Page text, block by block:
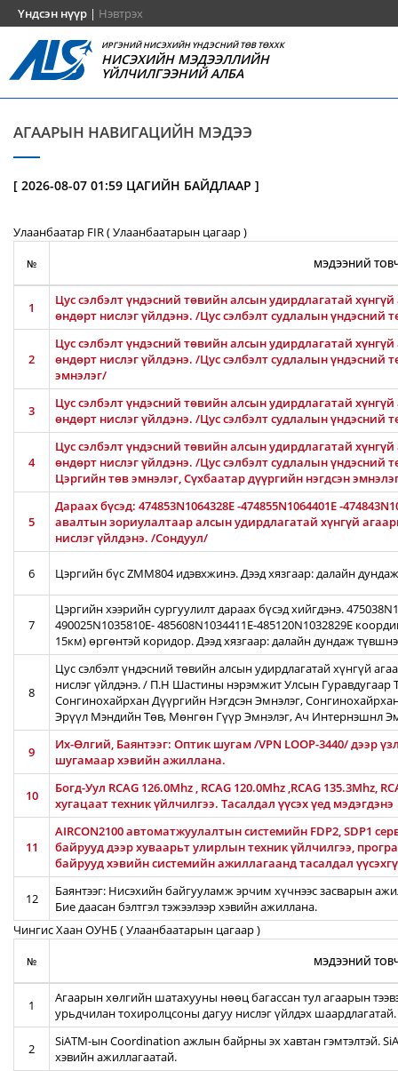
Үндсэн нүүр | Нэвтрэх
ИРГЭНИЙ НИСЭХИЙН ҮНДЭСНИЙ ТӨВ ТӨХХК
НИСЭХИЙН МЭДЭЭЛЛИЙН
ҮЙЛЧИЛГЭЭНИЙ АЛБА
АГААРЫН НАВИГАЦИЙН МЭДЭЭ
[ 2026-08-07 01:59 ЦАГИЙН БАЙДЛААР ]
Улаанбаатар FIR ( Улаанбаатарын цагаар )
№ МЭДЭЭНИЙ
1
Цус сэлбэлт үндэсний төвийн алсын удирдлагатай
өндөрт нислэг үйлдэнэ. /Цус сэлбэлт судлалын үндэсний
2
Цус сэлбэлт үндэсний төвийн алсын удирдлагатай
өндөрт нислэг үйлдэнэ. /Цус сэлбэлт судлалын
эмнэлэг/
3
Цус сэлбэлт үндэсний төвийн алсын удирдлагатай
өндөрт нислэг үйлдэнэ. /Цус сэлбэлт судлалын
4
Цус сэлбэлт үндэсний төвийн алсын удирдлагатай
өндөрт нислэг үйлдэнэ. /Цус сэлбэлт судлалын үндэсний
Цэргийн төв эмнэлэг, Сүхбаатар дүүргийн нэгдсэн
5
Дараах бүсэд: 474853N1064328E -474855N1064401E -
авалтын зориулалтаар алсын удирдлагатай хүнгүй
нислэг үйлдэнэ. /Сондуул/
6 Цэргийн бүс ZMM804 идэвхжинэ. Дээд хязгаар: далайн
7
Цэргийн хээрийн сургуулилт дараах бүсэд хийгдэнэ.
490025N1035810E- 485608N1034411E-485120N1032829E
15км) өргөнтэй коридор. Дээд хязгаар: далайн дундаж
8
Цус сэлбэлт үндэсний төвийн алсын удирдлагатай хүнгүй
нислэг үйлдэнэ. / П.Н Шастины нэрэмжит Улсын Гуравдугаар
Сонгинохайрхан Дүүргийн Нэгдсэн Эмнэлэг,
Эрүүл Мэндийн Төв, Мөнгөн Гүүр Эмнэлэг, Ач Интернэшнл
9
Их-Өлгий, Баянтээг: Оптик шугам /VPN LOOP-3440/ дээр
шугамаар хэвийн ажиллана.
10
Богд-Уул RCAG 126.0Mhz , RCAG 120.0Mhz ,RCAG 135.3Mhz,
хугацаат техник үйлчилгээ. Тасалдал үүсэх үед мэдэгдэнэ
11
AIRCON2100 автоматжуулалтын системийн FDP2, SDP1
байрууд дээр хуваарьт улирлын техник үйлчилгээ,
байрууд хэвийн системийн ажиллагаанд тасалдал
12
Баянтээг: Нисэхийн байгууламж эрчим хүчнээс засварын
Бие даасан бэлтгэл тэжээлээр хэвийн ажиллана.
Чингис Хаан ОУНБ ( Улаанбаатарын цагаар )
№ МЭДЭЭНИЙ
1
Агаарын хөлгийн шатахууны нөөц багассан тул агаарын
урьдчилан тохиролцсоны дагуу нислэг үйлдэх шаардлагатай.
2
SiATM-ын Coordination ажлын байрны эх хавтан гэмтэлтэй.
хэвийн ажиллагаатай.